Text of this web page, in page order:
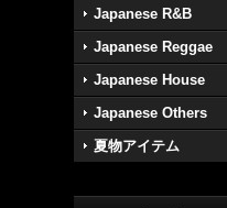
Japanese R&B
Japanese Reggae
Japanese House
Japanese Others
夏物アイテム